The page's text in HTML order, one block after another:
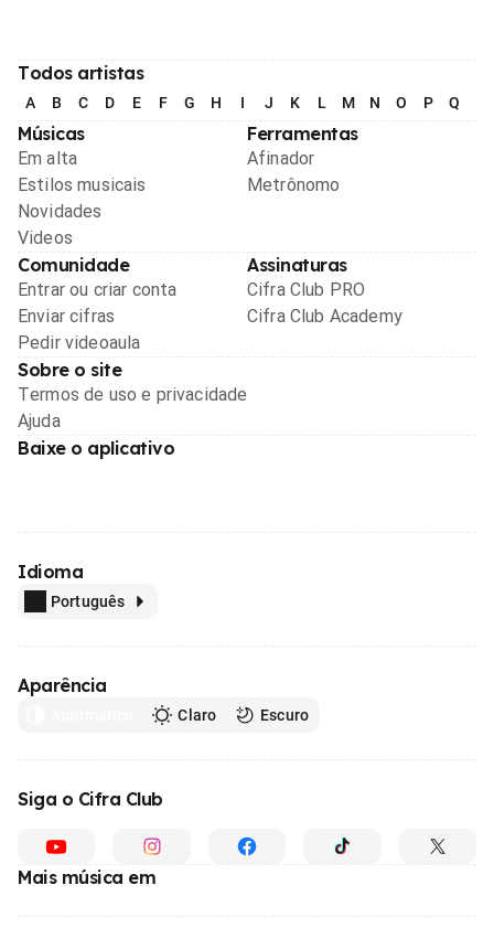
Todos artistas
A B C D E F G H I J K L M N O P Q
Músicas
Em alta
Estilos musicais
Novidades
Videos
Ferramentas
Afinador
Metrônomo
Comunidade
Entrar ou criar conta
Enviar cifras
Pedir videoaula
Assinaturas
Cifra Club PRO
Cifra Club Academy
Sobre o site
Termos de uso e privacidade
Ajuda
Baixe o aplicativo
Idioma
Português
Aparência
Claro Escuro
Siga o Cifra Club
Mais música em